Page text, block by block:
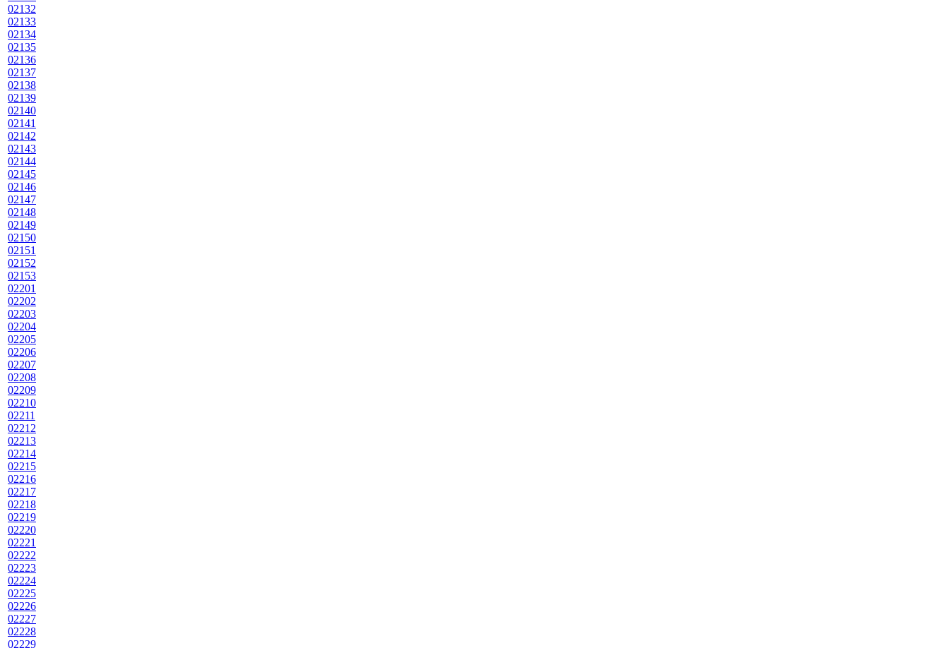
02132
02133
02134
02135
02136
02137
02138
02139
02140
02141
02142
02143
02144
02145
02146
02147
02148
02149
02150
02151
02152
02153
02201
02202
02203
02204
02205
02206
02207
02208
02209
02210
02211
02212
02213
02214
02215
02216
02217
02218
02219
02220
02221
02222
02223
02224
02225
02226
02227
02228
02229